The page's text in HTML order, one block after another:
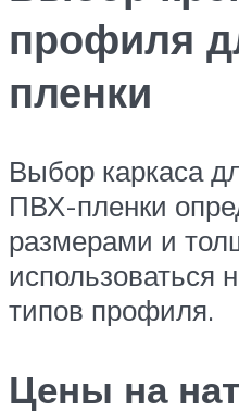
профиля
пленки
Выбор каркаса
ПВХ-пленки
размерами и
использоваться
типов профиля.
Цены на